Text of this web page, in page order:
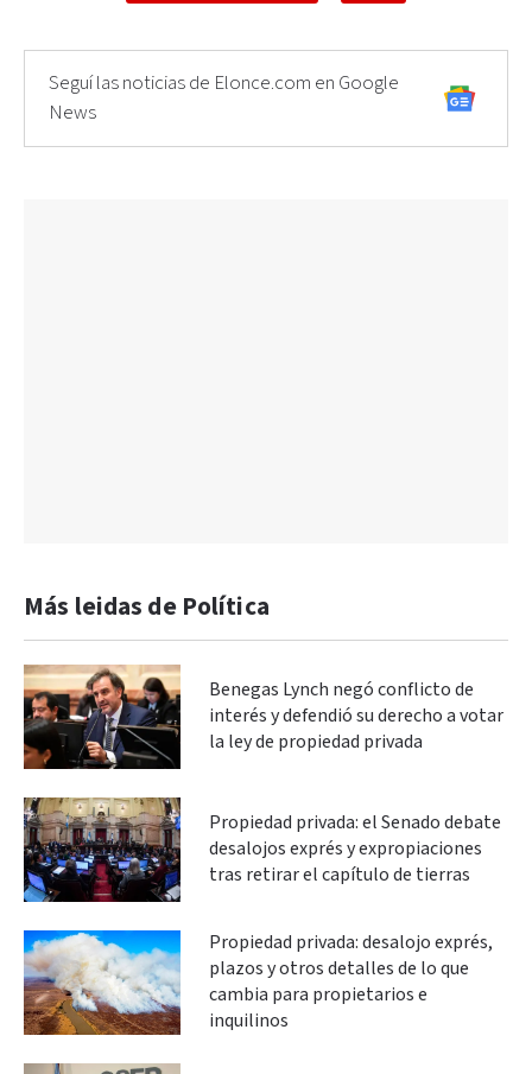
Seguí las noticias de Elonce.com en Google
News
Más leidas de Política
Benegas Lynch negó conflicto de
interés y defendió su derecho a votar
la ley de propiedad privada
Propiedad privada: el Senado debate
desalojos exprés y expropiaciones
tras retirar el capítulo de tierras
Propiedad privada: desalojo exprés,
plazos y otros detalles de lo que
cambia para propietarios e
inquilinos